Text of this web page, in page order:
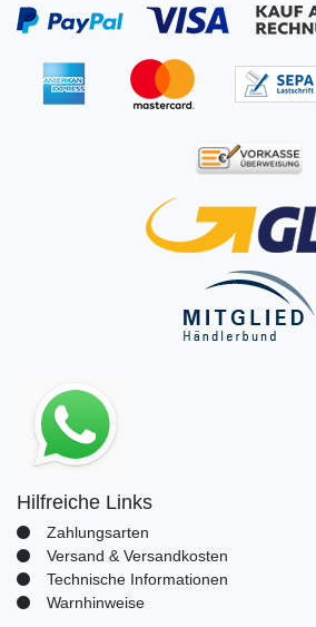
Hilfreiche Links
Zahlungsarten
Versand & Versandkosten
Technische Informationen
Warnhinweise